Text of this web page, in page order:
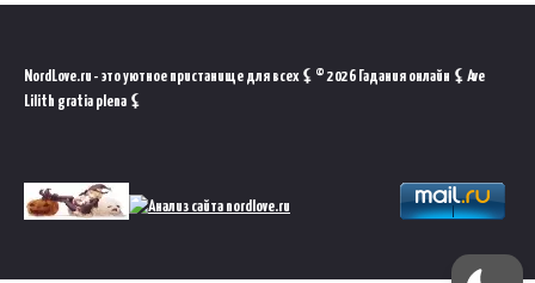
NordLove.ru - это уютное пристанище для всех ⚸ © 2026 Гадания онлайн ⚸ Ave
Lilith gratia plena ⚸